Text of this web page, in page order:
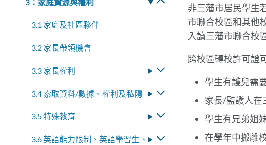
非三藩市居民學生
市聯合校區和其他
入讀三藩市聯合校
跨校區轉校許可證
學生有護兒需
家長/監護人在
學生有兄弟姐
在學年中搬離
選
3：家庭資源與權利
切
3.1 家庭及社區夥伴
3.2 家長帶領機會
3.3 家長權利
切
3.4 索取資料/數據、權利及私隱
切
3.5 特殊教育
切
3.6 英語能力限制、英語學習生、
切